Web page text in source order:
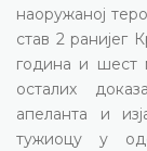
наоружаној
став 2 ранијег
година и шест
осталих
апеланта и
тужиоцу у